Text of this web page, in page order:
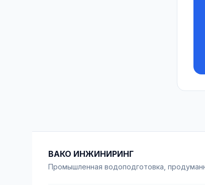
ВАКО ИНЖИНИРИНГ
Промышленная водоподготовка,